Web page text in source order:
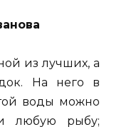
из лучших, а
На него в
воды можно
любую рыбу;